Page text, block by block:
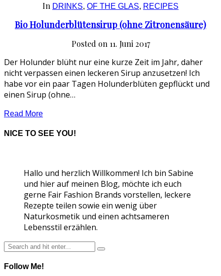
In DRINKS, OF THE GLAS, RECIPES
Bio Holunderblütensirup (ohne Zitronensäure)
Posted on 11. Juni 2017
Der Holunder blüht nur eine kurze Zeit im Jahr, daher
nicht verpassen einen leckeren Sirup anzusetzen! Ich
habe vor ein paar Tagen Holunderblüten gepflückt und
einen Sirup (ohne…
Read More
NICE TO SEE YOU!
Hallo und herzlich Willkommen! Ich bin Sabine
und hier auf meinen Blog, möchte ich euch
gerne Fair Fashion Brands vorstellen, leckere
Rezepte teilen sowie ein wenig über
Naturkosmetik und einen achtsameren
Lebensstil erzählen.
Follow Me!